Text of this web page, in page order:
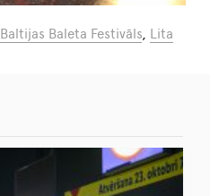
Baltijas Baleta Festivāls, Lita